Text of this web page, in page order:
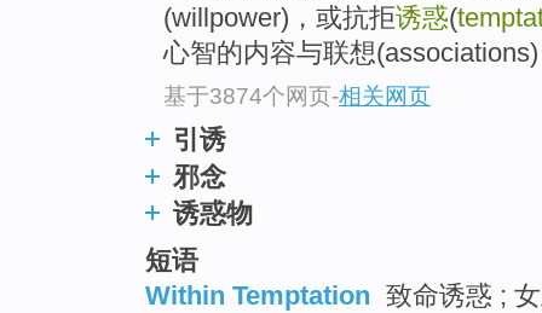
(willpower)，或抗拒诱惑(
心智的内容与联想
基于3874个网页-相关网页
引诱
邪念
诱惑物
短语
Within Temptation 致命诱惑 ;